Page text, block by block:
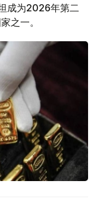
成为2026年第二
之一。